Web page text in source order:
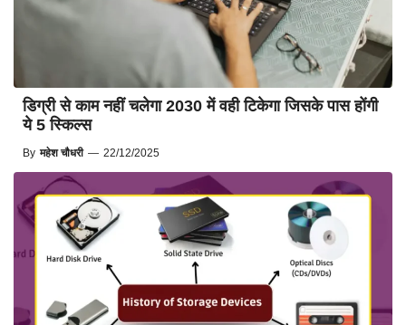
डिग्री से काम नहीं चलेगा 2030 में वही टिकेगा जिसके पास होंगी
ये 5 स्किल्स
By महेश चौधरी — 22/12/2025